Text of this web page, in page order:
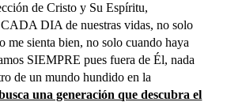
de Cristo y Su Espíritu,
CADA DIA de nuestras vidas, no solo
me sienta bien, no solo cuando haya
SIEMPRE pues fuera de Él, nada
de un mundo hundido en la
una generación que descubra el